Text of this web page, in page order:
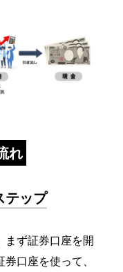
れ
テップ
まず証券口座を開
口座を使って、